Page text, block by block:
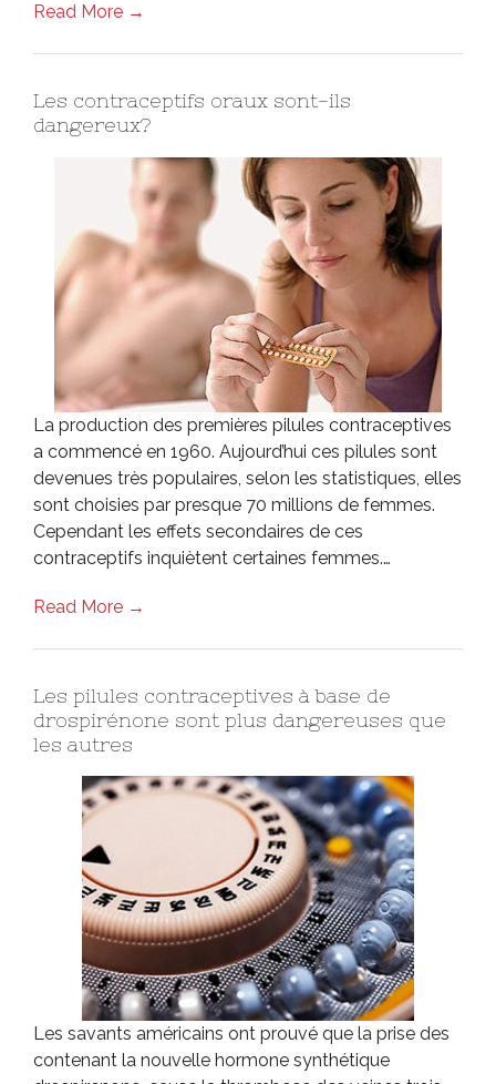
Read More →
Les contraceptifs oraux sont-ils
dangereux?
La production des premières pilules contraceptives
a commencé en 1960. Aujourd’hui ces pilules sont
devenues très populaires, selon les statistiques, elles
sont choisies par presque 70 millions de femmes.
Cependant les effets secondaires de ces
contraceptifs inquiètent certaines femmes.…
Read More →
Les pilules contraceptives à base de
drospirénone sont plus dangereuses que
les autres
Les savants américains ont prouvé que la prise des
contenant la nouvelle hormone synthétique